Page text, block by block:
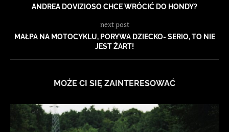
ANDREA DOVIZIOSO CHCE WRÓCIĆ DO HONDY?
next post
MAŁPA NA MOTOCYKLU, PORYWA DZIECKO- SERIO, TO NIE
JEST ŻART!
MOŻE CI SIĘ ZAINTERESOWAĆ